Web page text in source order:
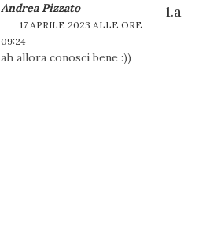
Andrea Pizzato
17 APRILE 2023 ALLE ORE
09:24
ah allora conosci bene :))